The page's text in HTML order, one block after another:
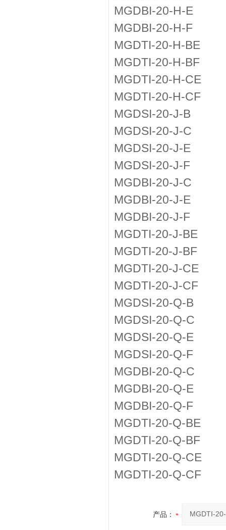
MGDBI-20-H-E
MGDBI-20-H-F
MGDTI-20-H-BE
MGDTI-20-H-BF
MGDTI-20-H-CE
MGDTI-20-H-CF
MGDSI-20-J-B
MGDSI-20-J-C
MGDSI-20-J-E
MGDSI-20-J-F
MGDBI-20-J-C
MGDBI-20-J-E
MGDBI-20-J-F
MGDTI-20-J-BE
MGDTI-20-J-BF
MGDTI-20-J-CE
MGDTI-20-J-CF
MGDSI-20-Q-B
MGDSI-20-Q-C
MGDSI-20-Q-E
MGDSI-20-Q-F
MGDBI-20-Q-C
MGDBI-20-Q-E
MGDBI-20-Q-F
MGDTI-20-Q-BE
MGDTI-20-Q-BF
MGDTI-20-Q-CE
MGDTI-20-Q-CF
产品：